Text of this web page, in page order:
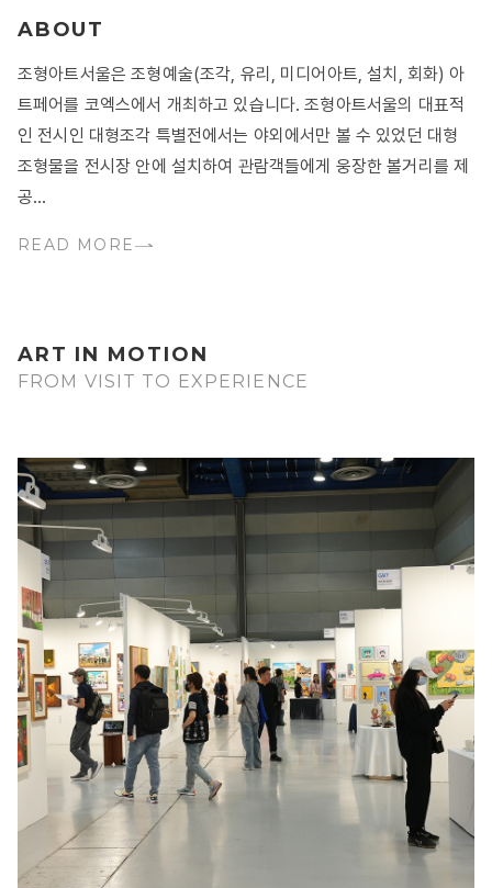
ABOUT
조형아트서울은 조형예술(조각, 유리, 미디어아트, 설치, 회화) 아
트페어를 코엑스에서 개최하고 있습니다. 조형아트서울의 대표적
인 전시인 대형조각 특별전에서는 야외에서만 볼 수 있었던 대형
조형물을 전시장 안에 설치하여 관람객들에게 웅장한 볼거리를 제
공...
READ MORE
ART IN MOTION
FROM VISIT TO EXPERIENCE